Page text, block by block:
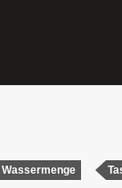
Wassermenge